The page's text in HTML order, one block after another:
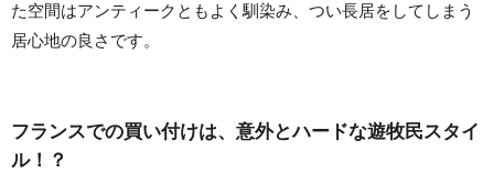
た空間はアンティークともよく馴染み、つい長居をしてしまう
居心地の良さです。
フランスでの買い付けは、意外とハードな遊牧民スタイ
ル！？